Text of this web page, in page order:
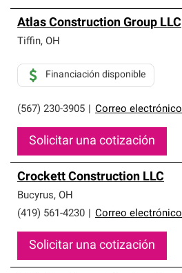
Atlas Construction Group LLC
Tiffin, OH
(567) 230-3905 Correo electrónico
Financiación disponible
Solicitar una cotización
Crockett Construction LLC
Bucyrus, OH
(419) 561-4230
Correo electrónico
Solicitar una cotización